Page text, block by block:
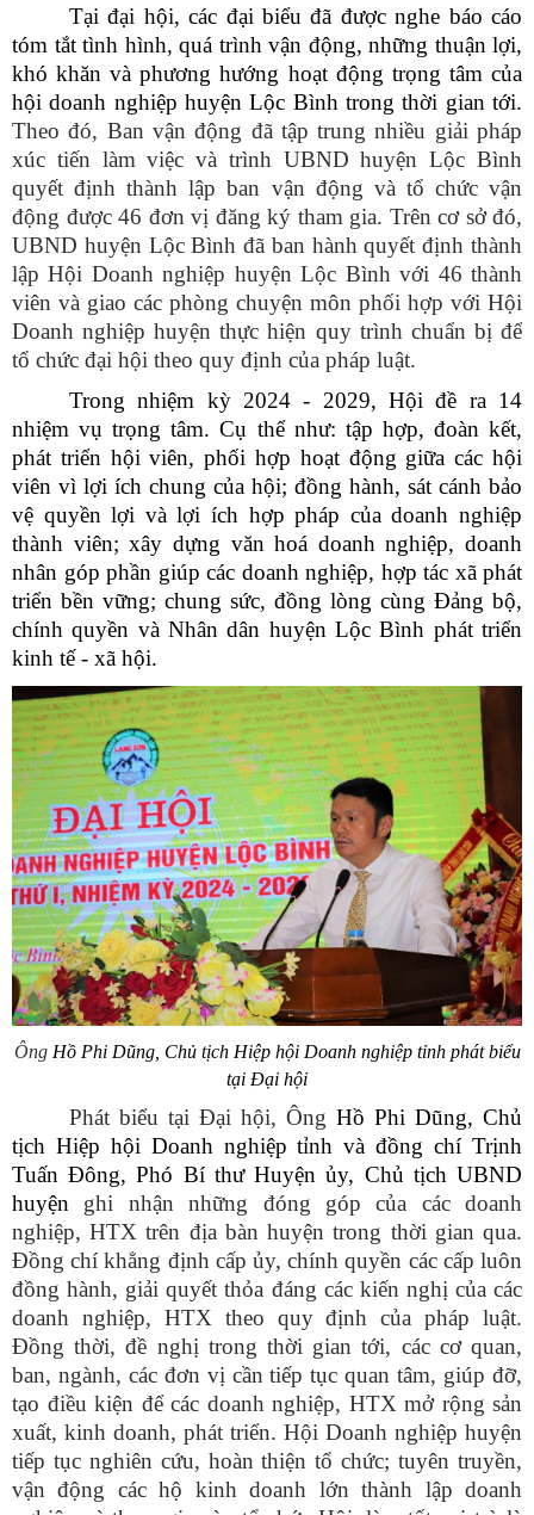
Tại đại hội, các đại biểu đã được nghe báo cáo
tóm tắt tình hình, quá trình vận động, những thuận lợi,
khó khăn và phương hướng hoạt động trọng tâm của
hội doanh nghiệp huyện Lộc Bình trong thời gian tới.
Theo đó, Ban vận động đã tập trung nhiều giải pháp
xúc tiến làm việc và trình UBND huyện Lộc Bình
quyết định thành lập ban vận động và tổ chức vận
động được 46 đơn vị đăng ký tham gia. Trên cơ sở đó,
UBND huyện Lộc Bình đã ban hành quyết định thành
lập Hội Doanh nghiệp huyện Lộc Bình với 46 thành
viên và giao các phòng chuyện môn phối hợp với Hội
Doanh nghiệp huyện thực hiện quy trình chuẩn bị để
tổ chức đại hội theo quy định của pháp luật.
Trong nhiệm kỳ 2024 - 2029, Hội đề ra 14
nhiệm vụ trọng tâm. Cụ thể như: tập hợp, đoàn kết,
phát triển hội viên, phối hợp hoạt động giữa các hội
viên vì lợi ích chung của hội; đồng hành, sát cánh bảo
vệ quyền lợi và lợi ích hợp pháp của doanh nghiệp
thành viên; xây dựng văn hoá doanh nghiệp, doanh
nhân góp phần giúp các doanh nghiệp, hợp tác xã phát
triển bền vững; chung sức, đồng lòng cùng Đảng bộ,
chính quyền và Nhân dân huyện Lộc Bình phát triển
kinh tế - xã hội.
Ông Hồ Phi Dũng, Chủ tịch Hiệp hội Doanh nghiệp tỉnh phát biểu
tại Đại hội
Phát biểu tại Đại hội, Ông Hồ Phi Dũng, Chủ
tịch Hiệp hội Doanh nghiệp tỉnh và đồng chí Trịnh
Tuấn Đông, Phó Bí thư Huyện ủy, Chủ tịch UBND
huyện ghi nhận những đóng góp của các doanh
nghiệp, HTX trên địa bàn huyện trong thời gian qua.
Đồng chí khẳng định cấp ủy, chính quyền các cấp luôn
đồng hành, giải quyết thỏa đáng các kiến nghị của các
doanh nghiệp, HTX theo quy định của pháp luật.
Đồng thời, đề nghị trong thời gian tới, các cơ quan,
ban, ngành, các đơn vị cần tiếp tục quan tâm, giúp đỡ,
tạo điều kiện để các doanh nghiệp, HTX mở rộng sản
xuất, kinh doanh, phát triển. Hội Doanh nghiệp huyện
tiếp tục nghiên cứu, hoàn thiện tổ chức; tuyên truyền,
vận động các hộ kinh doanh lớn thành lập doanh